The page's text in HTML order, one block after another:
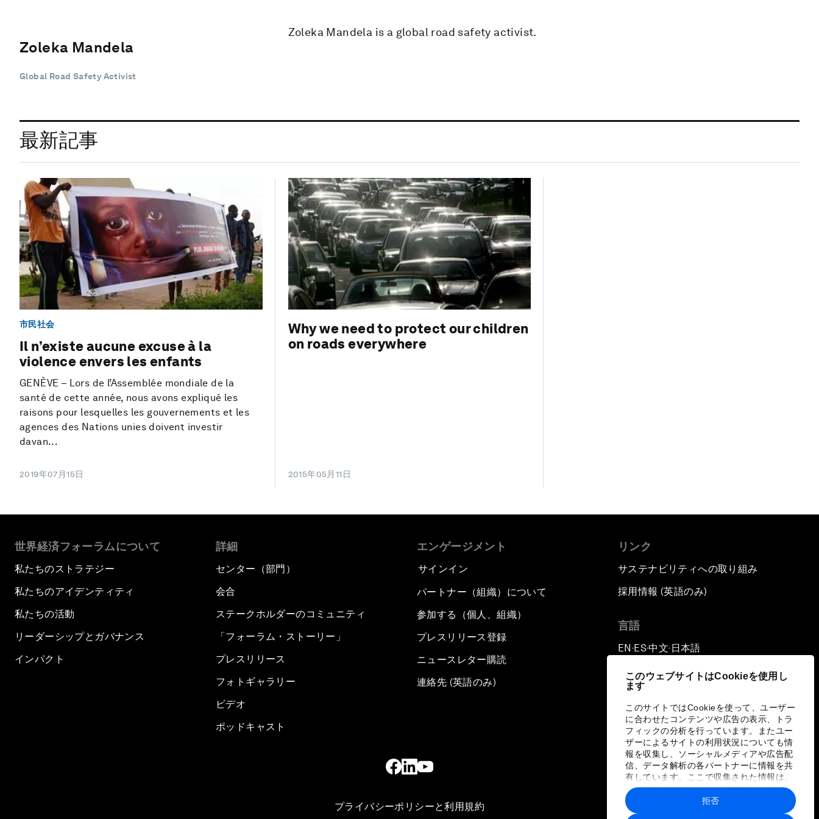
このウェブサイトはCookieを使用し
ます
このサイトではCookieを使って、ユーザー
に合わせたコンテンツや広告の表示、トラ
フィックの分析を行っています。またユー
ザーによるサイトの利用状況についても情
報を収集し、ソーシャルメディアや広告配
信、データ解析の各パートナーに情報を共
有しています。ここで収集された情報は、
ユーザーが各パートナーに提供した他の情
報や各パートナーのサービスを使用した際
に収集された情報と組み合わされ、各パー
拒否
Zoleka Mandela
Global Road Safety Activist
Zoleka Mandela is a global road safety activist.
最新記事
市民社会
Il n’existe aucune excuse à la
violence envers les enfants
GENÈVE – Lors de l’Assemblée mondiale de la
santé de cette année, nous avons expliqué les
raisons pour lesquelles les gouvernements et les
agences des Nations unies doivent investir
davan...
2019年07月15日
Why we need to protect our children
on roads everywhere
2015年05月11日
世界経済フォーラムについて
私たちのストラテジー
私たちのアイデンティティ
私たちの活動
リーダーシップとガバナンス
インパクト
詳細
センター（部門）
会合
ステークホルダーのコミュニティ
「フォーラム・ストーリー」
プレスリリース
フォトギャラリー
ビデオ
ポッドキャスト
エンゲージメント
サインイン
パートナー（組織）について
参加する（個人、組織）
プレスリリース登録
ニュースレター購読
連絡先 (英語のみ)
リンク
サステナビリティへの取り組み
採用情報 (英語のみ)
言語
EN ▪ ES▪中文▪ 日本語
プライバシーポリシーと利用規約